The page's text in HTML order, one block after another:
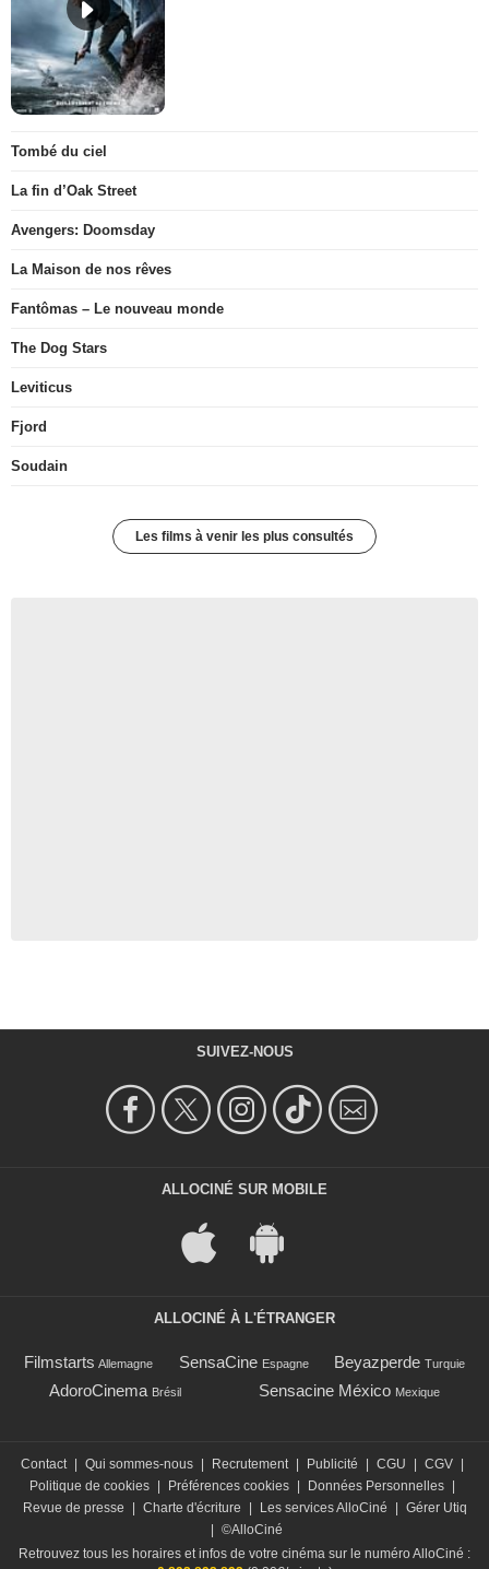
Tombé du ciel
La fin d’Oak Street
Avengers: Doomsday
La Maison de nos rêves
Fantômas – Le nouveau monde
The Dog Stars
Leviticus
Fjord
Soudain
Les films à venir les plus consultés
SUIVEZ-NOUS
ALLOCINÉ SUR MOBILE
ALLOCINÉ À L'ÉTRANGER
Filmstarts Allemagne SensaCine Espagne Beyazperde Turquie
AdoroCinema Brésil Sensacine México Mexique
Contact | Qui sommes-nous | Recrutement | Publicité | CGU | CGV |
Politique de cookies | Préférences cookies | Données Personnelles |
Revue de presse
| Charte d'écriture | Les services AlloCiné | Gérer Utiq
| ©AlloCiné
Retrouvez tous les horaires et infos de votre cinéma sur le numéro AlloCiné :